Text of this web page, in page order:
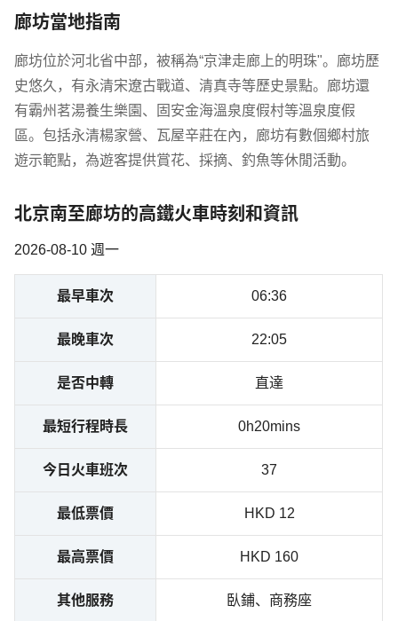
廊坊當地指南
廊坊位於河北省中部，被稱為“京津走廊上的明珠"。廊坊歷
史悠久，有永清宋遼古戰道、清真寺等歷史景點。廊坊還
有霸州茗湯養生樂園、固安金海溫泉度假村等溫泉度假
區。包括永清楊家營、瓦屋辛莊在內，廊坊有數個鄉村旅
遊示範點，為遊客提供賞花、採摘、釣魚等休閒活動。
北京南至廊坊的高鐵火車時刻和資訊
2026-08-10 週一
最早車次 06:36
最晚車次 22:05
是否中轉 直達
最短行程時長 0h20mins
今日火車班次 37
最低票價 HKD 12
最高票價 HKD 160
其他服務 臥鋪、商務座